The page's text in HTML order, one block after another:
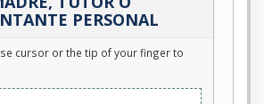
PERSONAL
cursor or the tip of your finger to